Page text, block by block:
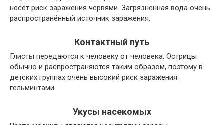
несёт риск заражения червями. Загрязненная вода очень
распространённый источник заражения.
Контактный путь
Глисты передаются к человеку от человека. Острицы
обычно и распространяются таким образом, поэтому в
детских группах очень высокий риск заражения
гельминтами.
Укусы насекомых